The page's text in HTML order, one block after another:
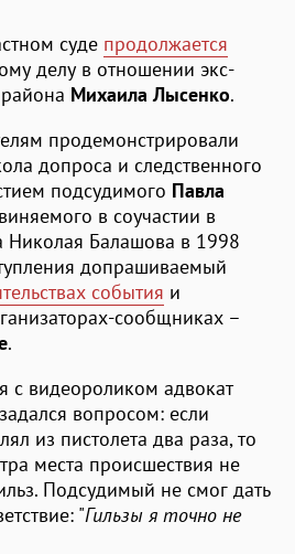
суде продолжается
делу в отношении экс-
Михаила Лысенко.
продемонстрировали
допроса и следственного
подсудимого Павла
в соучастии в
Николая Балашова в 1998
допрашиваемый
события и
сообщниках –
.
с видеороликом адвокат
задался вопросом: если
из пистолета два раза, то
места происшествия не
Подсудимый не смог дать
"Гильзы я точно не